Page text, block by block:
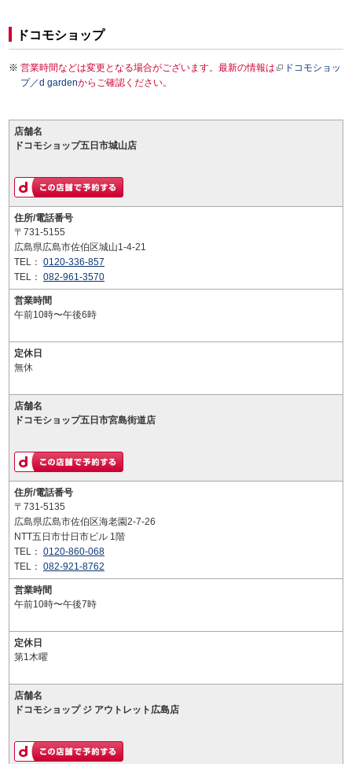
ドコモショップ
営業時間などは変更となる場合がございます。最新の情報は
ドコモショッ
プ／d gardenからご確認ください。
店舗名
ドコモショップ五日市城山店
住所/電話番号
〒731-5155
広島県広島市佐伯区城山1-4-21
TEL： 0120-336-857
TEL： 082-961-3570
営業時間
午前10時〜午後6時
定休日
無休
店舗名
ドコモショップ五日市宮島街道店
住所/電話番号
〒731-5135
広島県広島市佐伯区海老園2-7-26
NTT五日市廿日市ビル 1階
TEL： 0120-860-068
TEL： 082-921-8762
営業時間
午前10時〜午後7時
定休日
第1木曜
店舗名
ドコモショップ ジ アウトレット広島店